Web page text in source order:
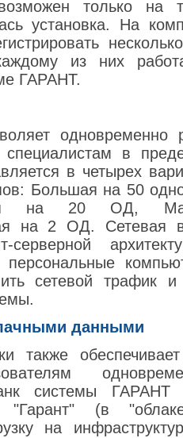
только на
установка. На
из них
ГАРАНТ.
одновременно
в
в четырех
Большая на 50
на 20 ОД,
на 2 ОД. Сетевая
серверной
персональные
сетевой трафик и
данными
также
системы ГАРАНТ
"Гарант" (в
на